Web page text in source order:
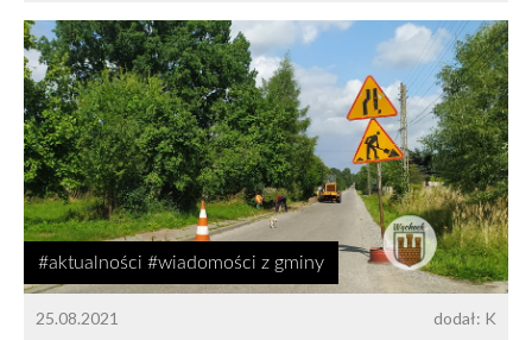
#aktualności #wiadomości z gminy
25.08.2021 dodał: K